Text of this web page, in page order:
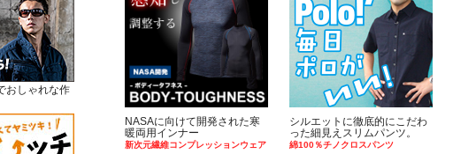
おしゃれな作
NASAに向けて開発された寒
暖両用インナー
新次元繊維コンプレッションウェア
シルエットに徹底的にこだわ
った細見えスリムパンツ。
綿100％チノクロスパンツ